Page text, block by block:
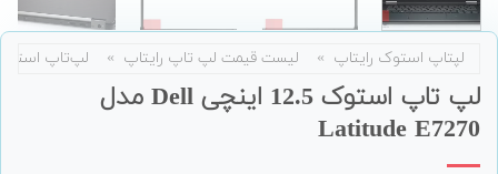
لپتاپ استوک رایتاپ » لیست قیمت لپ تاپ رایتاپ » لپ‌تاپ
لپ تاپ استوک 12.5 اینچی Dell مدل
Latitude E7270